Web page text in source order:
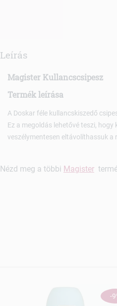
Leírás
Magister Kullancscsipesz
Termék leírása
A Doskar féle kullancskiszedő
Ez a megoldás lehetővé teszi,
veszélymentesen eltávolíthassuk a
Nézd meg a többi Magister
-